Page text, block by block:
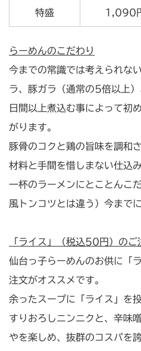
特盛 1,090
らーめんのこだわり
今までの常識では考えられな
ラ、豚ガラ（通常の5倍以上
日間以上煮込む事によって初
がります。
豚骨のコクと鶏の旨味を調和
材料と手間を惜しまない仕込
一杯のラーメンにとことんこ
風トンコツとは違う）今まで
「ライス」（税込50円）の
仙台っ子らーめんのお供に「
注文がオススメです。
余ったスープに「ライス」を
すりおろしニンニクと、辛味
やを楽しめ、抜群のコスパを